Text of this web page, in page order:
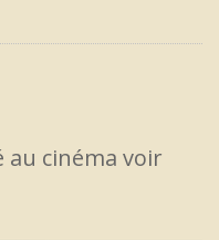
au cinéma voir